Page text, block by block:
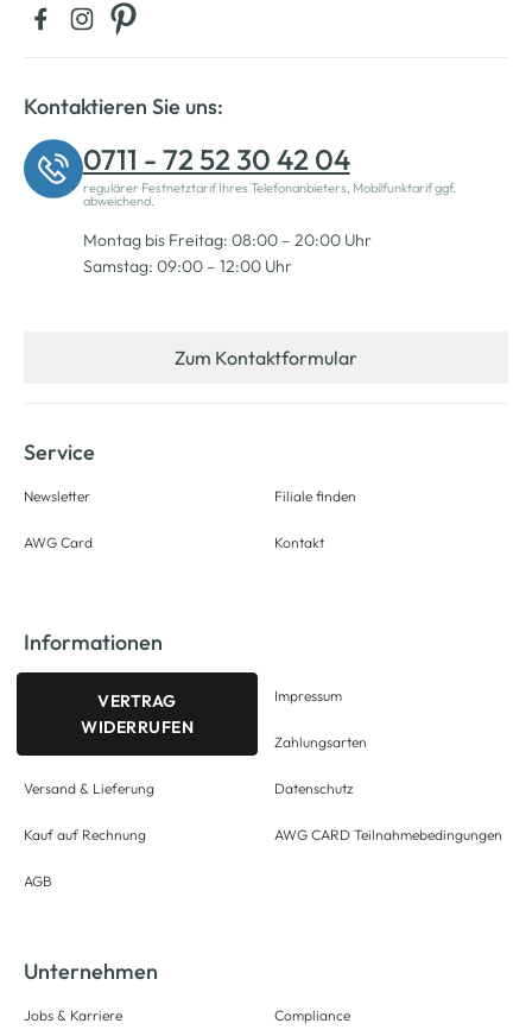
Kontaktieren Sie uns:
0711 - 72 52 30 42 04
regulärer Festnetztarif Ihres Telefonanbieters, Mobilfunktarif ggf.
abweichend.
Montag bis Freitag: 08:00 – 20:00 Uhr
Samstag: 09:00 – 12:00 Uhr
Zum Kontaktformular
Service
Newsletter
AWG Card
Filiale finden
Kontakt
Informationen
VERTRAG
WIDERRUFEN
Versand & Lieferung
Kauf auf Rechnung
AGB
Impressum
Zahlungsarten
Datenschutz
AWG CARD Teilnahmebedingungen
Unternehmen
Jobs & Karriere Compliance